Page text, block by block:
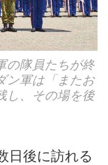
の隊員たちが終
ン軍は「またお
し、その場を後
日後に訪れる